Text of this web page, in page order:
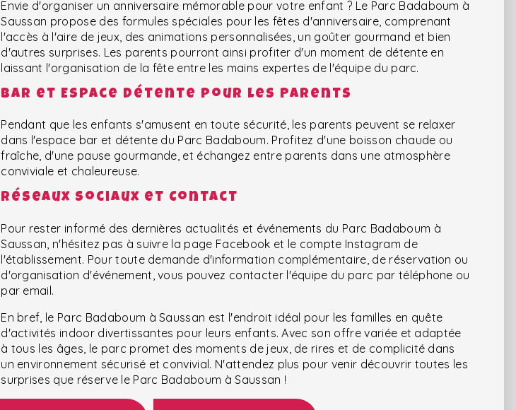
Envie d'organiser un anniversaire mémorable pour votre enfant ? Le Parc Badaboum à
Saussan propose des formules spéciales pour les fêtes d'anniversaire, comprenant
l'accès à l'aire de jeux, des animations personnalisées, un goûter gourmand et bien
d'autres surprises. Les parents pourront ainsi profiter d'un moment de détente en
laissant l'organisation de la fête entre les mains expertes de l'équipe du parc.
Bar et Espace Détente pour les Parents
Pendant que les enfants s'amusent en toute sécurité, les parents peuvent se relaxer
dans l'espace bar et détente du Parc Badaboum. Profitez d'une boisson chaude ou
fraîche, d'une pause gourmande, et échangez entre parents dans une atmosphère
conviviale et chaleureuse.
Réseaux Sociaux et Contact
Pour rester informé des dernières actualités et événements du Parc Badaboum à
Saussan, n'hésitez pas à suivre la page Facebook et le compte Instagram de
l'établissement. Pour toute demande d'information complémentaire, de réservation ou
d'organisation d'événement, vous pouvez contacter l'équipe du parc par téléphone ou
par email.
En bref, le Parc Badaboum à Saussan est l'endroit idéal pour les familles en quête
d'activités indoor divertissantes pour leurs enfants. Avec son offre variée et adaptée
à tous les âges, le parc promet des moments de jeux, de rires et de complicité dans
un environnement sécurisé et convivial. N'attendez plus pour venir découvrir toutes les
surprises que réserve le Parc Badaboum à Saussan !